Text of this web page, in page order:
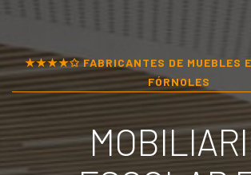
★★★★✩ FABRICANTES DE MUEBLES
FÓRNOLES